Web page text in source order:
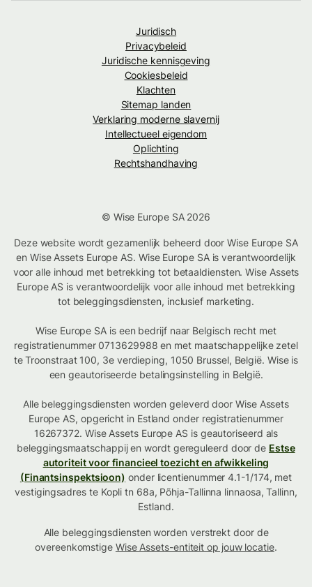
Juridisch
Privacybeleid
Juridische kennisgeving
Cookiesbeleid
Klachten
Sitemap landen
Verklaring moderne slavernij
Intellectueel eigendom
Oplichting
Rechtshandhaving
© Wise Europe SA 2026
Deze website wordt gezamenlijk beheerd door Wise Europe SA
en Wise Assets Europe AS. Wise Europe SA is verantwoordelijk
voor alle inhoud met betrekking tot betaaldiensten. Wise Assets
Europe AS is verantwoordelijk voor alle inhoud met betrekking
tot beleggingsdiensten, inclusief marketing.
Wise Europe SA is een bedrijf naar Belgisch recht met
registratienummer 0713629988 en met maatschappelijke zetel
te Troonstraat 100, 3e verdieping, 1050 Brussel, België. Wise is
een geautoriseerde betalingsinstelling in België.
Alle beleggingsdiensten worden geleverd door Wise Assets
Europe AS, opgericht in Estland onder registratienummer
16267372. Wise Assets Europe AS is geautoriseerd als
beleggingsmaatschappij en wordt gereguleerd door de Estse
autoriteit voor financieel toezicht en afwikkeling
(Finantsinspektsioon) onder licentienummer 4.1-1/174, met
vestigingsadres te Kopli tn 68a, Põhja-Tallinna linnaosa, Tallinn,
Estland.
Alle beleggingsdiensten worden verstrekt door de
overeenkomstige Wise Assets-entiteit op jouw locatie.